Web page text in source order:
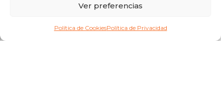
Ver preferencias
Política de CookiesPolítica de Privacidad